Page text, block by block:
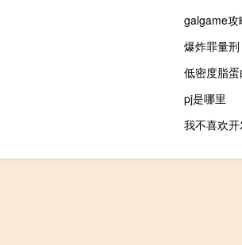
galgame攻
爆炸罪量刑
低密度脂
pj是哪里
我不喜欢